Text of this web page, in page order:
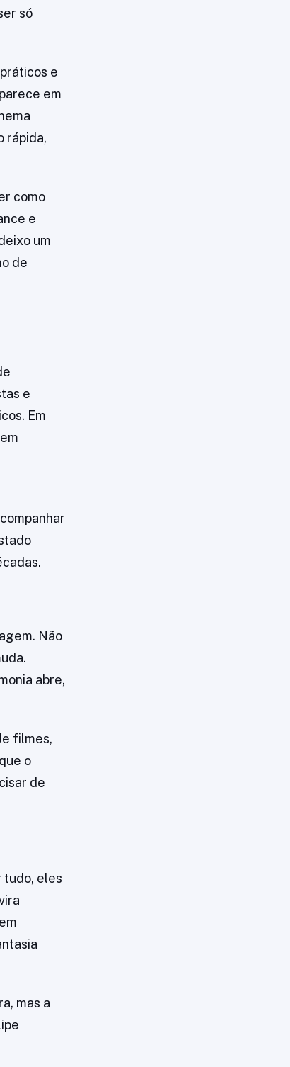
só
e
em
rápida,
como
e
um
de
e
Em
Não
abre,
filmes,
o
de
tudo, eles
mas a